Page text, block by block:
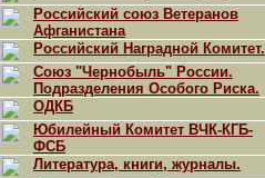
Российский союз Ветеранов
Афганистана
Российский Наградной Комитет.
Союз "Чернобыль" России.
Подразделения Особого Риска.
ОДКБ
Юбилейный Комитет ВЧК-КГБ-
ФСБ
Литература, книги, журналы.